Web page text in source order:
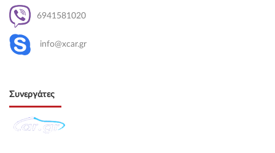
6941581020
info@xcar.gr
Συνεργάτες